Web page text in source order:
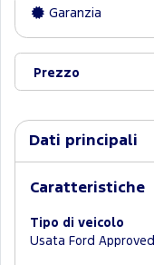
Garanzia
Prezzo
Dati principali
Caratteristiche
Tipo di veicolo
Usata Ford Approved